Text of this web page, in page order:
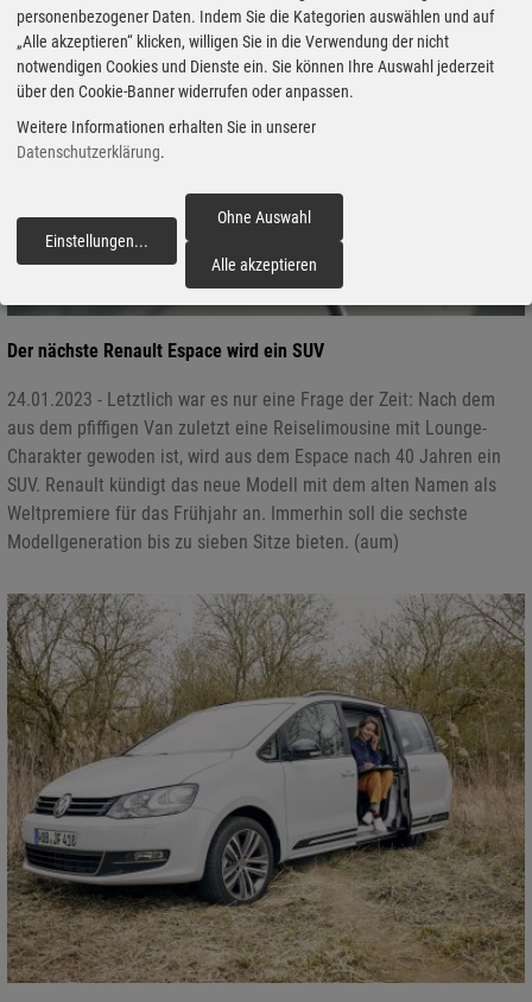
Der nächste Renault Espace wird ein SUV
24.01.2023 - Letztlich war es nur eine Frage der Zeit: Nach dem
aus dem pfiffigen Van zuletzt eine Reiselimousine mit Lounge-
Charakter gewoden ist, wird aus dem Espace nach 40 Jahren ein
SUV. Renault kündigt das neue Modell mit dem alten Namen als
Weltpremiere für das Frühjahr an. Immerhin soll die sechste
Modellgeneration bis zu sieben Sitze bieten. (aum)
personenbezogener Daten. Indem Sie die Kategorien auswählen und auf
„Alle akzeptieren“ klicken, willigen Sie in die Verwendung der nicht
notwendigen Cookies und Dienste ein. Sie können Ihre Auswahl jederzeit
über den Cookie-Banner widerrufen oder anpassen.
Weitere Informationen erhalten Sie in unserer
Datenschutzerklärung.
Einstellungen...
Ohne Auswahl
Alle akzeptieren